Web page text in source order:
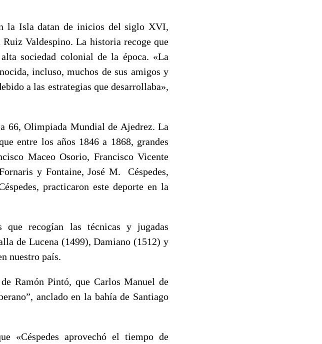
la Isla datan de inicios del siglo XVI,
Ruiz Valdespino. La historia recoge que
sociedad colonial de la época. «La
incluso, muchos de sus amigos y
a las estrategias que desarrollaba»,
66, Olimpiada Mundial de Ajedrez. La
entre los años 1846 a 1868, grandes
Maceo Osorio, Francisco Vicente
y Fontaine, José M. Céspedes,
practicaron este deporte en la
recogían las técnicas y jugadas
de Lucena (1499), Damiano (1512) y
nuestro país.
Ramón Pintó, que Carlos Manuel de
anclado en la bahía de Santiago
«Céspedes aprovechó el tiempo de